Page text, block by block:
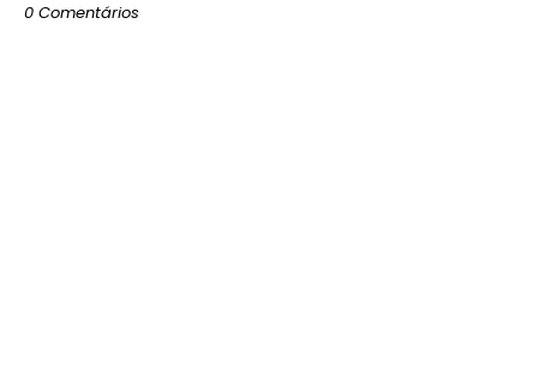
0 Comentários